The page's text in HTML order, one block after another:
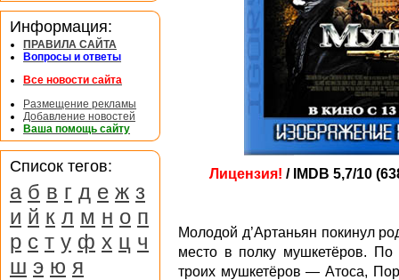
Лицензия! / IMDB 5,7/10
Молодой д’Артаньян покинул
место в полку мушкетёров. По
троих мушкетёров — Атоса,
Информация:
ПРАВИЛА САЙТА
Вопросы и ответы
Все новости сайта
Размещение рекламы
Добавление новостей
Ваша помощь сайту
Список тегов:
а б в г д е ж з
и й к л м н о п
р с т у ф х ц ч
ш э ю я